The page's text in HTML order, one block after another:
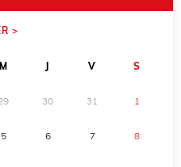
>
M J V S
30 31 1
5 6 7 8